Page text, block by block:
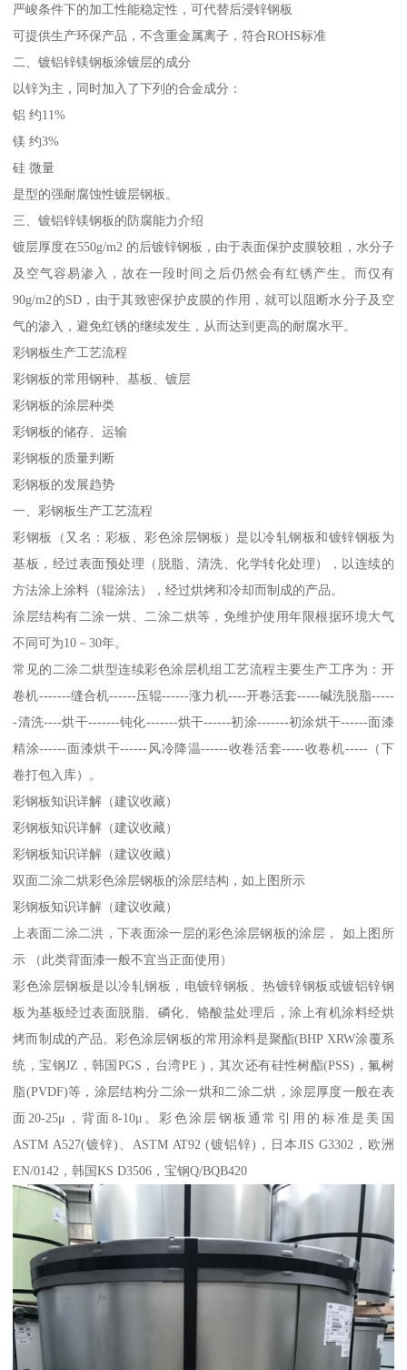
严峻条件下的加工性能稳定性，可代替后浸锌钢板
可提供生产环保产品，不含重金属离子，符合ROHS标准
二、镀铝锌镁钢板涂镀层的成分
以锌为主，同时加入了下列的合金成分：
铝 约11%
镁 约3%
硅 微量
是型的强耐腐蚀性镀层钢板。
三、镀铝锌镁钢板的防腐能力介绍
镀层厚度在550g/m2 的后镀锌钢板，由于表面保护皮膜较粗，水分子
及空气容易渗入，故在一段时间之后仍然会有红锈产生。而仅有
90g/m2的SD，由于其致密保护皮膜的作用，就可以阻断水分子及空
气的渗入，避免红锈的继续发生，从而达到更高的耐腐水平。
彩钢板生产工艺流程
彩钢板的常用钢种、基板、镀层
彩钢板的涂层种类
彩钢板的储存、运输
彩钢板的质量判断
彩钢板的发展趋势
一、彩钢板生产工艺流程
彩钢板（又名：彩板、彩色涂层钢板）是以冷轧钢板和镀锌钢板为
基板，经过表面预处理（脱脂、清洗、化学转化处理），以连续的
方法涂上涂料（辊涂法），经过烘烤和冷却而制成的产品。
涂层结构有二涂一烘、二涂二烘等，免维护使用年限根据环境大气
不同可为10－30年。
常见的二涂二烘型连续彩色涂层机组工艺流程主要生产工序为：开
卷机-------缝合机------压辊------涨力机----开卷活套-----碱洗脱脂-----
-清洗----烘干-------钝化-------烘干------初涂-------初涂烘干------面漆
精涂------面漆烘干------风冷降温------收卷活套-----收卷机-----（下
卷打包入库）。
彩钢板知识详解（建议收藏）
彩钢板知识详解（建议收藏）
彩钢板知识详解（建议收藏）
双面二涂二烘彩色涂层钢板的涂层结构，如上图所示
彩钢板知识详解（建议收藏）
上表面二涂二洪，下表面涂一层的彩色涂层钢板的涂层， 如上图所
示 （此类背面漆一般不宜当正面使用）
彩色涂层钢板是以冷轧钢板，电镀锌钢板、热镀锌钢板或镀铝锌钢
板为基板经过表面脱脂、磷化、铬酸盐处理后，涂上有机涂料经烘
烤而制成的产品。彩色涂层钢板的常用涂料是聚酯(BHP XRW涂覆系
统，宝钢JZ，韩国PGS，台湾PE )，其次还有硅性树酯(PSS)，氟树
脂(PVDF)等，涂层结构分二涂一烘和二涂二烘，涂层厚度一般在表
面20-25μ，背面8-10μ。彩色涂层钢板通常引用的标准是美国
ASTM A527(镀锌)、ASTM AT92 (镀铝锌)，日本JIS G3302，欧洲
EN/0142，韩国KS D3506，宝钢Q/BQB420